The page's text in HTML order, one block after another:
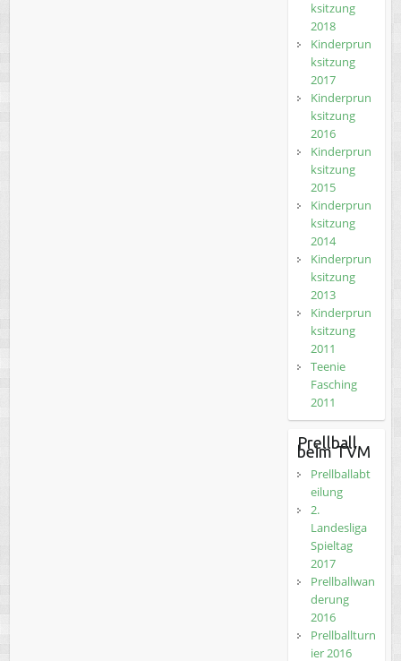
ksitzung
2018
Kinderprun
ksitzung
2017
Kinderprun
ksitzung
2016
Kinderprun
ksitzung
2015
Kinderprun
ksitzung
2014
Kinderprun
ksitzung
2013
Kinderprun
ksitzung
2011
Teenie
Fasching
2011
Prellball
beim TVM
Prellballabt
eilung
2.
Landesliga
Spieltag
2017
Prellballwan
derung
2016
Prellballturn
ier 2016